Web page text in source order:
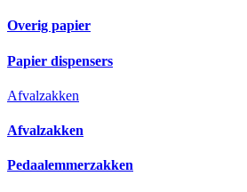
Overig papier
Papier dispensers
Afvalzakken
Afvalzakken
Pedaalemmerzakken